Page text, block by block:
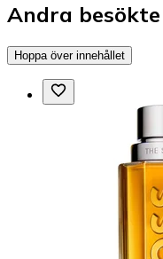
Andra
Hoppa över innehållet